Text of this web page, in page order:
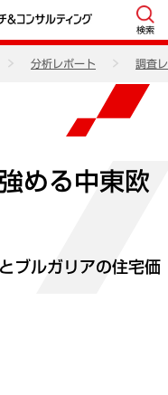
検索
分析レポート 調査
める中東欧
ブルガリアの住宅価